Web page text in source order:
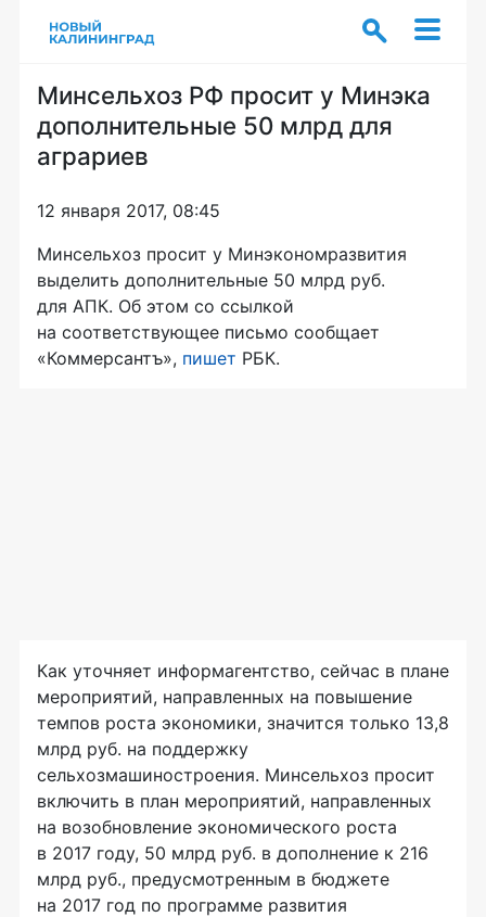
Минсельхоз РФ просит у Минэка
дополнительные 50 млрд для
аграриев
12 января 2017, 08:45
Минсельхоз просит у Минэкономразвития
выделить дополнительные 50 млрд руб.
для АПК. Об этом со ссылкой
на соответствующее письмо сообщает
«Коммерсантъ», пишет РБК.
Как уточняет информагентство, сейчас в плане
мероприятий, направленных на повышение
темпов роста экономики, значится только 13,8
млрд руб. на поддержку
сельхозмашиностроения. Минсельхоз просит
включить в план мероприятий, направленных
на возобновление экономического роста
в 2017 году, 50 млрд руб. в дополнение к 216
млрд руб., предусмотренным в бюджете
на 2017 год по программе развития